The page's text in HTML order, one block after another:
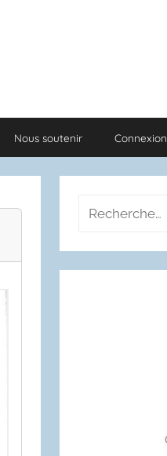
Nous soutenir Connexion
Recherche
: